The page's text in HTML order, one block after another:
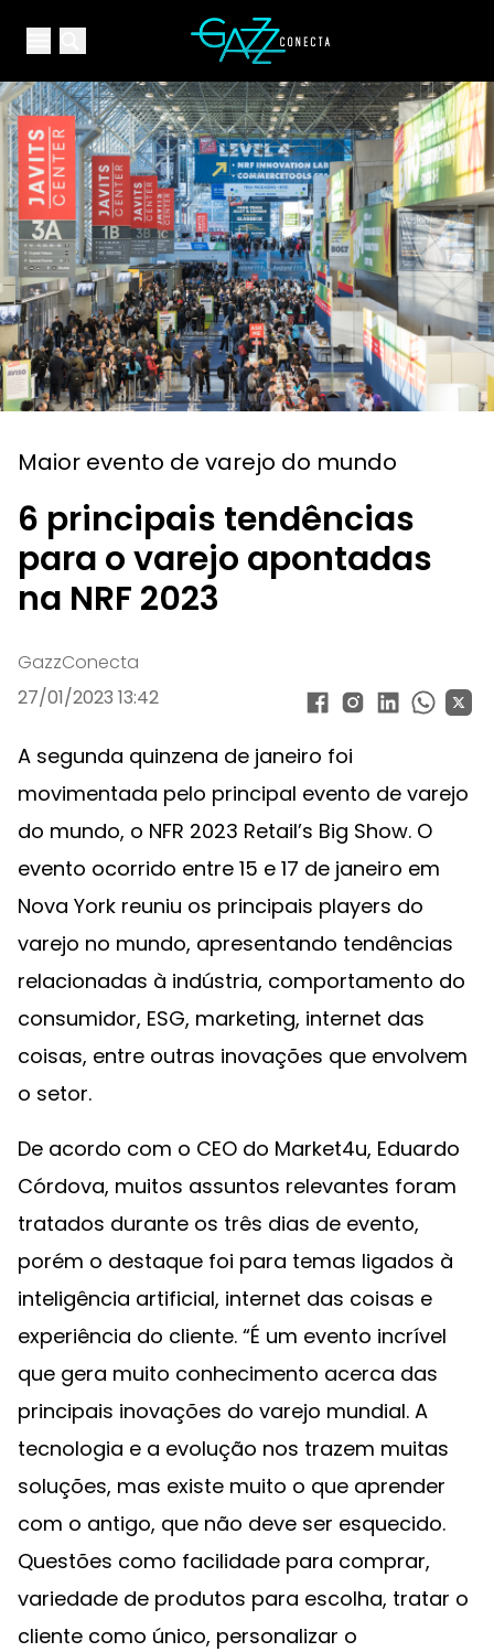
Open main menuYour Company
Maior evento de varejo do mundo
6 principais tendências
para o varejo apontadas
na NRF 2023
GazzConecta
27/01/2023 13:42
A segunda quinzena de janeiro foi
movimentada pelo principal evento de varejo
do mundo, o NFR 2023 Retail’s Big Show. O
evento ocorrido entre 15 e 17 de janeiro em
Nova York reuniu os principais players do
varejo no mundo, apresentando tendências
relacionadas à indústria, comportamento do
consumidor, ESG, marketing, internet das
coisas, entre outras inovações que envolvem
o setor.
De acordo com o CEO do Market4u, Eduardo
Córdova, muitos assuntos relevantes foram
tratados durante os três dias de evento,
porém o destaque foi para temas ligados à
inteligência artificial, internet das coisas e
experiência do cliente. “É um evento incrível
que gera muito conhecimento acerca das
principais inovações do varejo mundial. A
tecnologia e a evolução nos trazem muitas
soluções, mas existe muito o que aprender
com o antigo, que não deve ser esquecido.
Questões como facilidade para comprar,
variedade de produtos para escolha, tratar o
cliente como único, personalizar o